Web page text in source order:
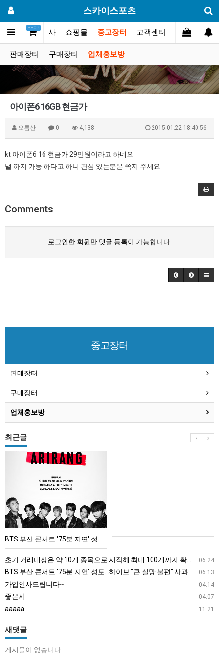
스카이스포츠
SHOP
리 대회.행사 쇼핑몰 중고장터 고객센터
판매장터 구매장터 업체홍보방
아이폰6 16GB 현금가
오름산 0 4,138 2015.01.22 18:40:56
kt 아이폰6 16 현금가 29만원이라고 하네요
낼 까지 가능 하다고 하니 관심 있는분은 쪽지 주세요
Comments
로그인한 회원만 댓글 등록이 가능합니다.
중고장터
판매장터
구매장터
업체홍보방
최근글
서
트
'75
분
브
"큰
실
BTS 부산 콘서트 '75분 지연' 성토…하이브 "큰 실망·불편" 사과
06.24
초기 거래대상은 약 10개 종목으로 시작해 최대 100개까지 확대할 방침이다. 구체적인 거래 대상 ETF는 아직 확정되지 않았지만, 시장 대표성이나 거래량을 고려해 선정할 계획이다.
06.13
BTS 부산 콘서트 '75분 지연' 성토…하이브 "큰 실망·불편" 사과
04.14
가입인사드립니다~
04.07
좋은시
11.21
aaaaa
새댓글
게시물이 없습니다.